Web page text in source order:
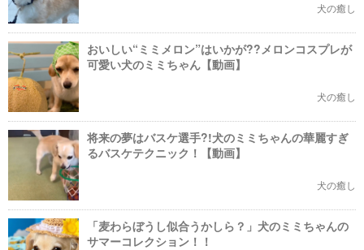
犬の癒し
おいしい“ミミメロン”はいかが??メロンコスプレが
可愛い犬のミミちゃん【動画】
犬の癒し
将来の夢はバスケ選手?!犬のミミちゃんの華麗すぎ
るバスケテクニック！【動画】
犬の癒し
「麦わらぼうし似合うかしら？」犬のミミちゃんの
サマーコレクション！！